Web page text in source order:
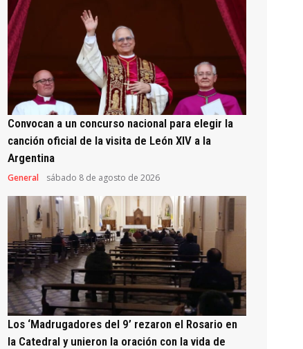
Convocan a un concurso nacional para elegir la
canción oficial de la visita de León XIV a la
Argentina
General sábado 8 de agosto de 2026
Los ‘Madrugadores del 9’ rezaron el Rosario en
la Catedral y unieron la oración con la vida de